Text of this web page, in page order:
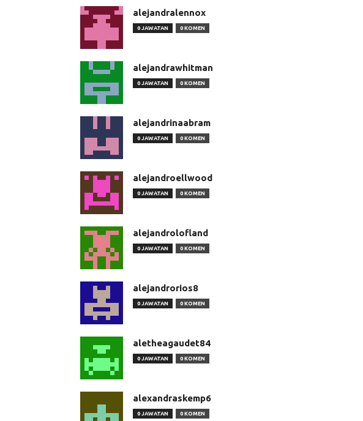
alejandralennox
0 JAWATAN 0 KOMEN
alejandrawhitman
0 JAWATAN 0 KOMEN
alejandrinaabram
0 JAWATAN 0 KOMEN
alejandroellwood
0 JAWATAN 0 KOMEN
alejandrolofland
0 JAWATAN 0 KOMEN
alejandrorios8
0 JAWATAN 0 KOMEN
aletheagaudet84
0 JAWATAN 0 KOMEN
alexandraskemp6
0 JAWATAN 0 KOMEN